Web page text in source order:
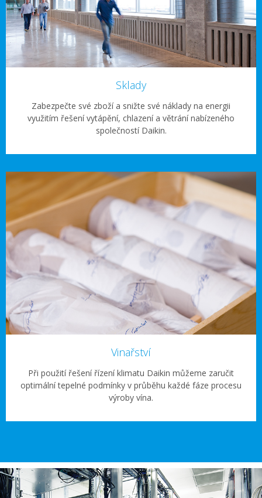
Sklady
Zabezpečte své zboží a snižte své náklady na energii
využitím řešení vytápění, chlazení a větrání nabízeného
společností Daikin.
Vinařství
Při použití řešení řízení klimatu Daikin můžeme zaručit
optimální tepelné podmínky v průběhu každé fáze procesu
výroby vína.